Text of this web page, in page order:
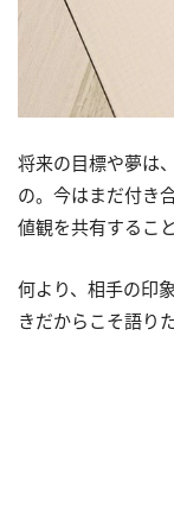
将来の目標や夢は
の。今はまだ付き
値観を共有するこ
何より、相手の印
きだからこそ語り